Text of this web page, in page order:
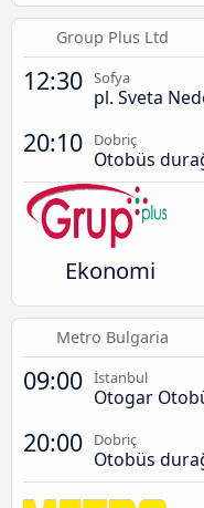
Group Plus Ltd
12:30 Sofya
pl. Sveta
20:10 Dobriç
Otobüs
Ekonomi
Metro Bulgaria
09:00 İstanbul
Otogar
20:00 Dobriç
Otobüs